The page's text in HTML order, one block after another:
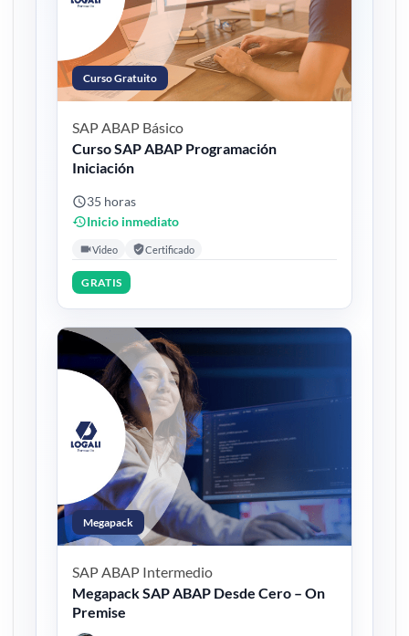
Curso Gratuito
SAP ABAP Básico
Curso SAP ABAP Programación
Iniciación
35 horas
Inicio inmediato
Video Certificado
GRATIS
Megapack
SAP ABAP Intermedio
Megapack SAP ABAP Desde Cero – On
Premise